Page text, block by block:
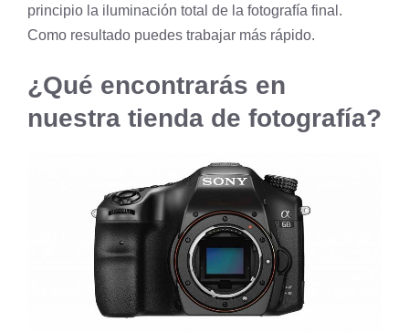
principio la iluminación total de la fotografía final.
Como resultado puedes trabajar más rápido.
¿Qué encontrarás en
nuestra tienda de fotografía?